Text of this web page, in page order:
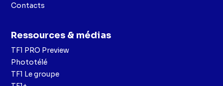
Contacts
Ressources & médias
TF1 PRO Preview
Phototélé
TF1 Le groupe